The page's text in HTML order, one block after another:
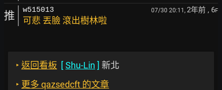
推 w515013 07/30 20:11, 2年前 , 6F
可悲 丟臉 滾出樹林啦
‣ 返回看板 [Shu-Lin ] 新北
‣ 更多 qazsedcft 的文章